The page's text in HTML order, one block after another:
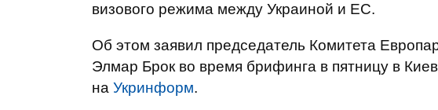
визового режима между Украиной и ЕС.
Об этом заявил председатель Комитета
Элмар Брок во время брифинга в пятницу в
на Укринформ.